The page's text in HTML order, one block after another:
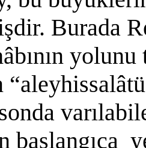
Burada
başlangıca